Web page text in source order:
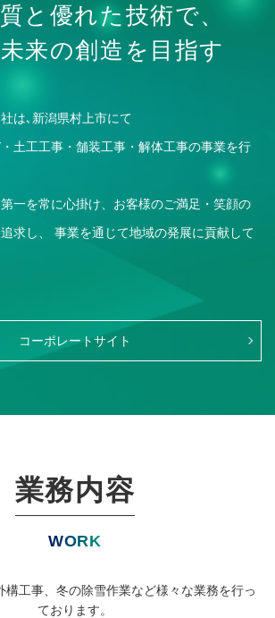
と優れた技術で、
来の創造を目指す
は､新潟県村上市にて
土工工事・舗装工事・解体工事の事業を行
一を常に心掛け、お客様のご満足・笑顔の
求し、
事業を通じて地域の発展に貢献して
コーポレートサイト
業務内容
WORK
構工事、冬の除雪作業など様々な業務を行っ
ております。